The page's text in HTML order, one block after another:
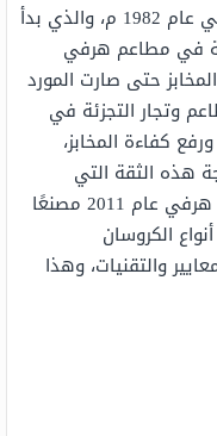
تم إنشاء أول مخبز من مخابز شركة هرفي عام 1982 م، والذي بدأ
في مطاعم هرفي
حتى صارت المورد
وتجار التجزئة في
كفاءة المخابز،
هذه الثقة التي
أودعتها المطاعم والتجار افتتحت شركة هرفي عام 2011 مصنعًا
الكروسان
والتقنيات، وهذا